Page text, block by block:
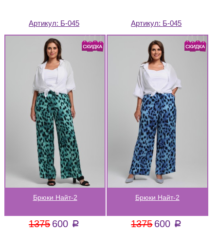
Артикул: Б-045
Брюки Найт-2
1375 600 a
Артикул: Б-045
Брюки Найт-2
1375 600 a